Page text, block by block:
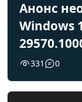
Анонс
Windows
331 0